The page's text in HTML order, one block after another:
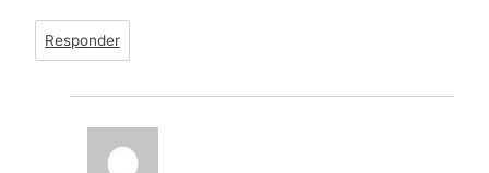
Responder